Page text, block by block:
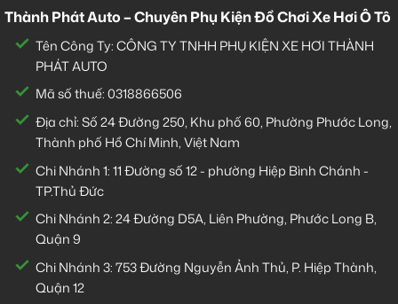
Thành Phát Auto – Chuyên Phụ Kiện Đồ Chơi Xe Hơi Ô Tô
Tên Công Ty: CÔNG TY TNHH PHỤ KIỆN XE HƠI THÀNH
PHÁT AUTO
Mã số thuế: 0318866506
Địa chỉ: Số 24 Đường 250, Khu phố 60, Phường Phước Long,
Thành phố Hồ Chí Minh, Việt Nam
Chi Nhánh 1:11 Đường số 12 - phường Hiệp Bình Chánh -
TP.Thủ Đức
Chi Nhánh 2:24 Đường D5A, Liên Phường, Phước Long B,
Quận 9
Chi Nhánh 3:753 Đường Nguyễn Ảnh Thủ, P. Hiệp Thành,
Quận 12